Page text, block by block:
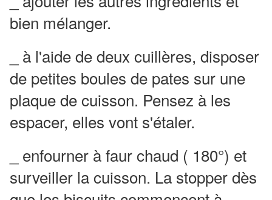
bien mélanger.
_ à l'aide de deux cuillères, disposer
de petites boules de pates sur une
plaque de cuisson. Pensez à les
espacer, elles vont s'étaler.
_ enfourner à faur chaud ( 180°) et
surveiller la cuisson. La stopper dès